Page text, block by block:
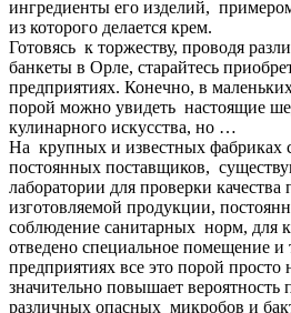
ингредиенты его изделий,
из которого делается крем.
Готовясь к торжеству, проводя
банкеты в Орле, старайтесь
предприятиях. Конечно, в
порой можно увидеть настоящие
кулинарного искусства, но …
На крупных и известных фабриках
постоянных поставщиков,
лаборатории для проверки качества
изготовляемой продукции,
соблюдение санитарных норм, для
отведено специальное помещение
предприятиях все это порой просто
значительно повышает
различных опасных микробов и